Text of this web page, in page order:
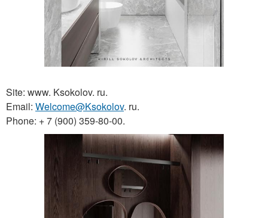
Site: www. Ksokolov. ru.
Email: Welcome@Ksokolov. ru.
Phone: + 7 (900) 359-80-00.